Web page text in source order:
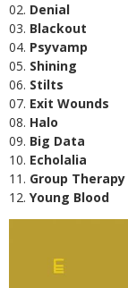
02. Denial
03. Blackout
04. Psyvamp
05. Shining
06. Stilts
07. Exit Wounds
08. Halo
09. Big Data
10. Echolalia
11. Group Therapy
12. Young Blood